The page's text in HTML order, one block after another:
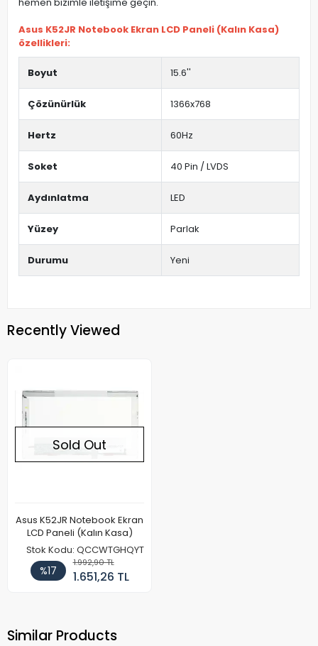
Asus K52JR Notebook Ekran LCD Paneli (Kalın Kasa)
özellikleri:
Boyut 15.6''
Çözünürlük 1366x768
Hertz 60Hz
Soket 40 Pin / LVDS
Aydınlatma LED
Yüzey Parlak
Durumu Yeni
Recently Viewed
Sold Out
Asus K52JR Notebook Ekran
LCD Paneli (Kalın Kasa)
Stok Kodu: QCCWTGHQYT
%17
1.992,90 TL
1.651,26 TL
Similar Products